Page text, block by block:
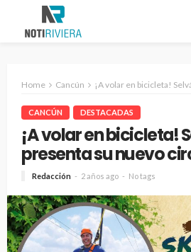
Home Cancún ¡A volar en bicicleta!
CANCÚN DESTACADAS
¡A volar en bicicleta!
presenta su nuevo
Redacción 2 años ago No tags